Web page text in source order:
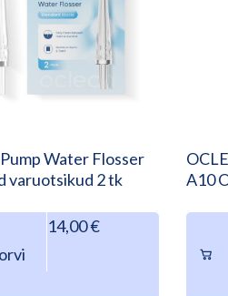
Water Flosser
varuotsikud 2 tk
14,00€
A10